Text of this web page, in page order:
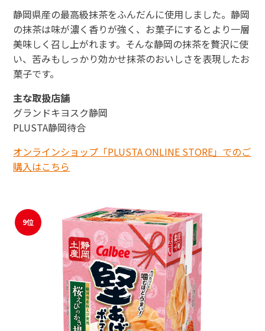
静岡県産の最高級抹茶をふんだんに使用しました。静岡
の抹茶は味が濃く香りが強く、お菓子にするとより一層
美味しく召し上がれます。そんな静岡の抹茶を贅沢に使
い、苦みもしっかり効かせ抹茶のおいしさを表現したお
菓子です。
主な取扱店舗
グランドキヨスク静岡
PLUSTA静岡待合
オンラインショップ「PLUSTA ONLINE STORE」でのご
購入はこちら
9位